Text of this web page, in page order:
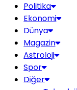
Politika
Ekonomi
Dünya
Magazin
Astroloji
Spor
Diğer